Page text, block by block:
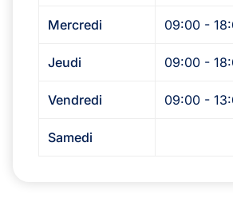
Mercredi 09:00 -
Jeudi 09:00 -
Vendredi 09:00 -
Samedi